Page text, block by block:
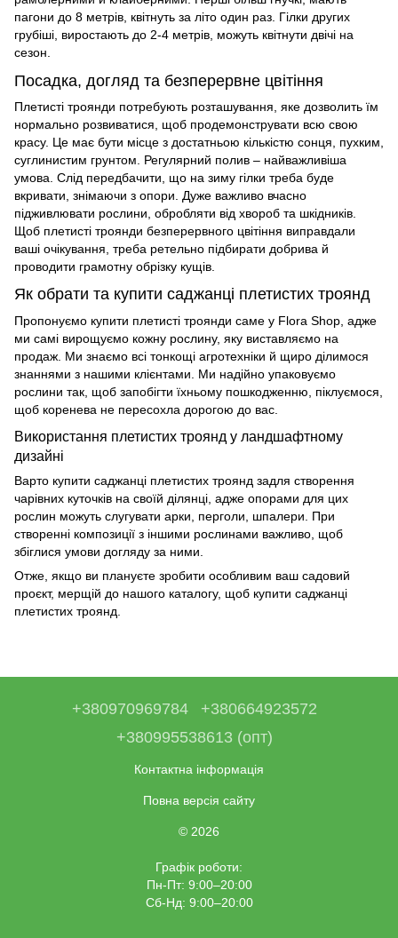
пагони до 8 метрів, квітнуть за літо один раз. Гілки других
грубіші, виростають до 2-4 метрів, можуть квітнути двічі на
сезон.
Посадка, догляд та безперервне цвітіння
Плетисті троянди потребують розташування, яке дозволить їм
нормально розвиватися, щоб продемонструвати всю свою
красу. Це має бути місце з достатньою кількістю сонця, пухким,
суглинистим грунтом. Регулярний полив – найважливіша
умова. Слід передбачити, що на зиму гілки треба буде
вкривати, знімаючи з опори. Дуже важливо вчасно
підживлювати рослини, обробляти від хвороб та шкідників.
Щоб плетисті троянди безперервного цвітіння виправдали
ваші очікування, треба ретельно підбирати добрива й
проводити грамотну обрізку кущів.
Як обрати та купити саджанці плетистих троянд
Пропонуємо купити плетисті троянди саме у Flora Shop , адже
ми самі вирощуємо кожну рослину, яку виставляємо на
продаж. Ми знаємо всі тонкощі агротехніки й щиро ділимося
знаннями з нашими клієнтами. Ми надійно упаковуємо
рослини так, щоб запобігти їхньому пошкодженню, піклуємося,
щоб коренева не пересохла дорогою до вас.
Використання плетистих троянд у ландшафтному
дизайні
Варто купити саджанці плетистих троянд задля створення
чарівних куточків на своїй ділянці, адже опорами для цих
рослин можуть слугувати арки, перголи, шпалери. При
створенні композиції з іншими рослинами важливо, щоб
збіглися умови догляду за ними.
Отже, якщо ви плануєте зробити особливим ваш садовий
проєкт, мерщій до нашого каталогу, щоб купити саджанці
плетистих троянд.
+380970969784
+380664923572
+380995538613 (опт)
Контактна інформація
Повна версія сайту
© 2026
Графік роботи:
Пн-Пт: 9:00–20:00
Сб-Нд: 9:00–20:00